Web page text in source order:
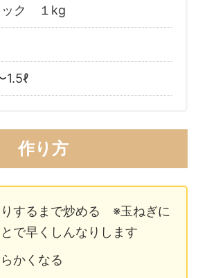
ック １kg
1.5ℓ
作り方
するまで炒める ※玉ねぎに
で早くしんなりします
かくなる